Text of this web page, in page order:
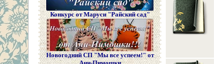
Конкурс от Маруси "Райский сад"
Новогодний СП "Мы все успеем!" от